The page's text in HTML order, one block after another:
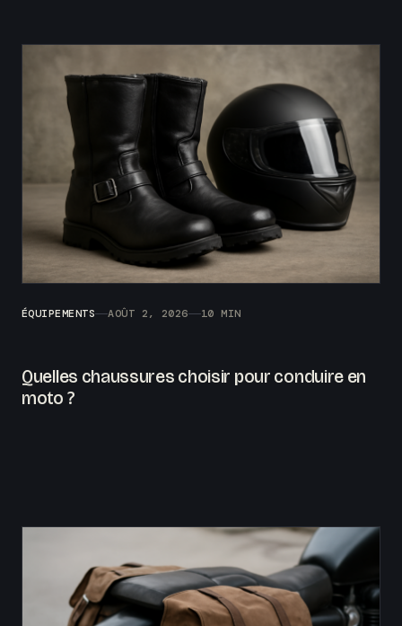
ÉQUIPEMENTS AOÛT 2, 2026 10 MIN
Quelles chaussures choisir pour conduire en
moto ?